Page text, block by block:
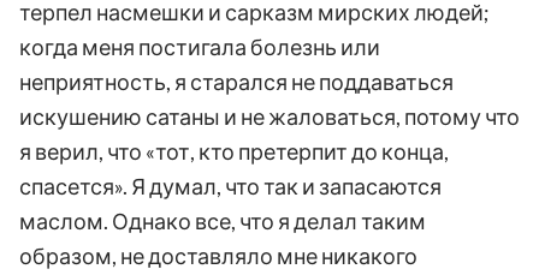
терпел насмешки и сарказм мирских людей;
когда меня постигала болезнь или
неприятность, я старался не поддаваться
искушению сатаны и не жаловаться, потому что
я верил, что «тот, кто претерпит до конца,
спасется». Я думал, что так и запасаются
маслом. Однако все, что я делал таким
образом, не доставляло мне никакого